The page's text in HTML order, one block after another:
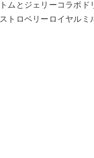
トムとジェリーコラボ
ストロベリーロイヤルミ